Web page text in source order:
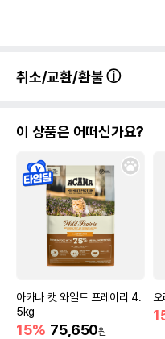
취소/교환/환불
이 상품은 어떠신가요?
아카나 캣 와일드 프레이리 4.
5kg
15% 75,650원